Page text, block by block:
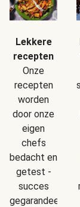
Lekkere
recepten
Onze
recepten
worden
door onze
eigen
chefs
bedacht en
getest -
succes
gegarandeerd!